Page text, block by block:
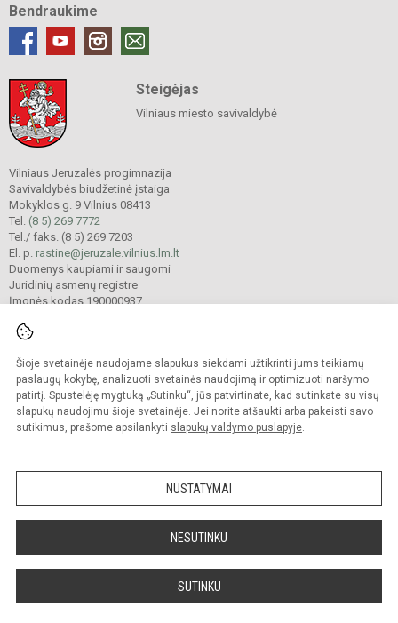
Šioje svetainėje naudojame slapukus siekdami užtikrinti jums teikiamų
paslaugų kokybę, analizuoti svetainės naudojimą ir optimizuoti naršymo
patirtį. Spustelėję mygtuką „Sutinku“, jūs patvirtinate, kad sutinkate su visų
slapukų naudojimu šioje svetainėje. Jei norite atšaukti arba pakeisti savo
sutikimus, prašome apsilankyti slapukų valdymo puslapyje.
NUSTATYMAI
NESUTINKU
SUTINKU
Bendraukime
Steigėjas
Vilniaus miesto savivaldybė
Vilniaus Jeruzalės progimnazija
Savivaldybės biudžetinė įstaiga
Mokyklos g. 9 Vilnius 08413
Tel. (8 5) 269 7772
Tel./ faks. (8 5) 269 7203
El. p. rastine@jeruzale.vilnius.lm.lt
Duomenys kaupiami ir saugomi
Juridinių asmenų registre
Įmonės kodas 190000937
© 2024. Vilniaus Jeruzalės progimnazija. Visos teisės saugomos.
Kopijuoti turinį be raštiško gimnazijos sutikimo griežtai draudžiama.
Prieinamumo paraiška Slapukų valdymas
Sumanus būdas atnaujinti